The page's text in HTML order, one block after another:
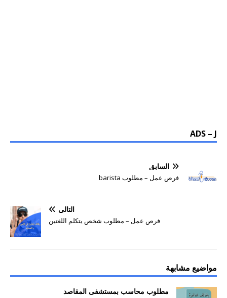
ADS – J
السابق
فرص عمل – مطلوب barista
التالي
فرص عمل – مطلوب شخص يتكلم اللغتين
مواضيع مشابهة
مطلوب محاسب بمستشفى المقاصد